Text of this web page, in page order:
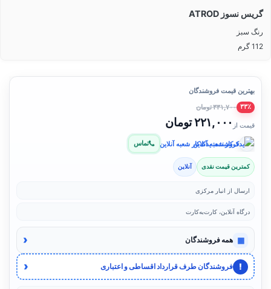
گریس نسوز ATROD
رنگ سبز
112 گرم
بهترین قیمت فروشندگان
۳۳٪ ۳۳۱,۷۰۰ تومان
قیمت از ۲۲۱,۰۰۰ تومان
فروشنده: یدک‌کار شعبه آنلاین تماس
کمترین قیمت نقدی آنلاین
ارسال از انبار مرکزی
درگاه آنلاین، کارت‌به‌کارت
▦ همه فروشندگان ‹
! فروشندگان طرف قرارداد اقساطی و اعتباری ‹